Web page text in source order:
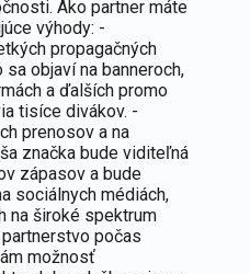
Ako partner máte
výhody: -
propagačných
objaví na banneroch,
a ďalších promo
tisíce divákov. -
prenosov a na
značka bude viditeľná
zápasov a bude
sociálnych médiách,
na široké spektrum
počas
možnosť